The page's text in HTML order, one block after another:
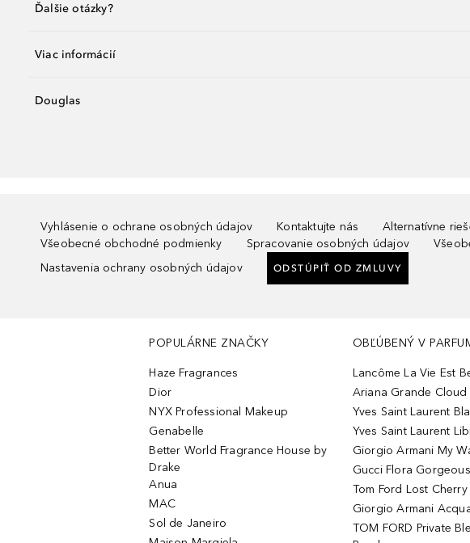
Ďalšie otázky?
Viac informácií
Douglas
Vyhlásenie o ochrane osobných údajov Kontaktujte nás
Alternatívne
Všeobecné obchodné podmienky
Spracovanie osobných údajov
Nastavenia ochrany osobných údajov
ODSTÚPIŤ OD ZMLUVY
POPULÁRNE ZNAČKY
Haze Fragrances
Dior
NYX Professional Makeup
Genabelle
Better World Fragrance House by
Drake
Anua
MAC
Sol de Janeiro
OBĽÚBENÝ V
Lancôme La Vie Est
Ariana Grande Cloud
Yves Saint Laurent
Yves Saint Laurent
Giorgio Armani My
Gucci Flora
Tom Ford Lost Cherry
Giorgio Armani
TOM FORD Private